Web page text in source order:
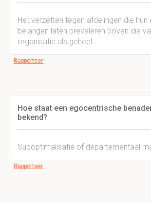
Het verzetten tegen afdelingen die hun
belangen laten prevaleren boven die
organisatie als geheel
Rapporteer
Hoe staat een egocentrische
bekend?
Suboptimalisatie of departementaal
Rapporteer